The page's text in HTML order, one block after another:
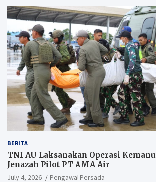
BERITA
TNI AU Laksanakan Operasi
Jenazah Pilot PT AMA Air
July 4, 2026 Pengawal Persada